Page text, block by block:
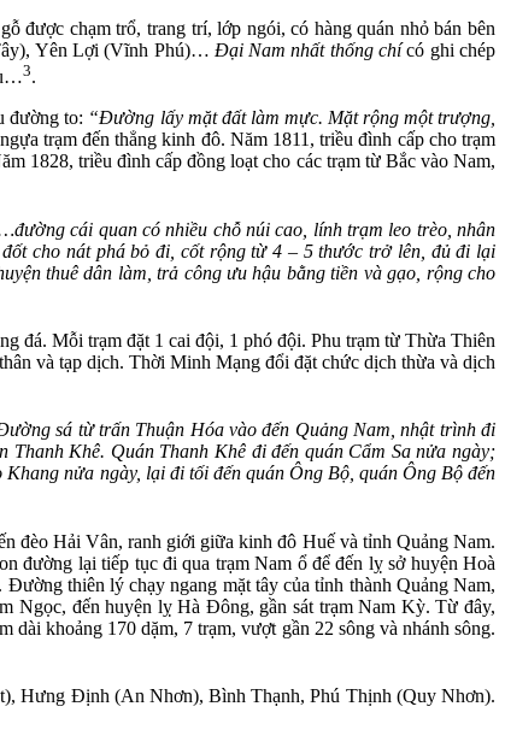
được chạm trổ, trang trí, lớp ngói, có hàng quán nhỏ bán bên
Yên Lợi (Vĩnh Phú)… Đại Nam nhất thống chícó ghi chép
3.
đường to: “Đường lấy mặt đất làm mực. Mặt rộng một trượng,
trạm đến thẳng kinh đô. Năm 1811, triều đình cấp cho trạm
1828, triều đình cấp đồng loạt cho các trạm từ Bắc vào Nam,
cái quan có nhiều chỗ núi cao, lính trạm leo trèo, nhân
cho nát phá bỏ đi, cốt rộng từ 4 – 5 thước trở lên, đủ đi lại
thuê dân làm, trả công ưu hậu bằng tiền và gạo, rộng cho
đá. Mỗi trạm đặt 1 cai đội, 1 phó đội. Phu trạm từ Thừa Thiên
và tạp dịch. Thời Minh Mạng đổi đặt chức dịch thừa và dịch
sá từ trấn Thuận Hóa vào đến Quảng Nam, nhật trình đi
Khê. Quán Thanh Khê đi đến quán Cẩm Sa nửa ngày;
nửa ngày, lại đi tối đến quán Ông Bộ, quán Ông Bộ đến
Hải Vân, ranh giới giữa kinh đô Huế và tỉnh Quảng Nam.
đường lại tiếp tục đi qua trạm Nam ổ để đến lỵ sở huyện Hoà
thiên lý chạy ngang mặt tây của tỉnh thành Quảng Nam,
Ngọc, đến huyện lỵ Hà Đông, gần sát trạm Nam Kỳ. Từ đây,
khoảng 170 dặm, 7 trạm, vượt gần 22 sông và nhánh sông.
Hưng Định (An Nhơn), Bình Thạnh, Phú Thịnh (Quy Nhơn).